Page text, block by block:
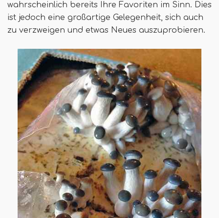
wahrscheinlich bereits Ihre Favoriten im Sinn. Dies
ist jedoch eine großartige Gelegenheit, sich auch
zu verzweigen und etwas Neues auszuprobieren.